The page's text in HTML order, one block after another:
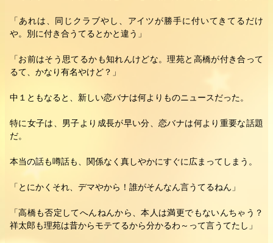
「あれは、同じクラブやし、アイツが勝手に付いてきてるだけ
や。別に付き合うてるとかと違う」
「お前はそう思てるかも知れんけどな。理苑と高橋が付き合って
るて、かなり有名やけど？」
中１ともなると、新しい恋バナは何よりものニュースだった。
特に女子は、男子より成長が早い分、恋バナは何より重要な話題
だ。
本当の話も噂話も、関係なく真しやかにすぐに広まってしまう。
「とにかくそれ、デマやから！誰がそんなん言うてるねん」
「高橋も否定してへんねんから、本人は満更でもないんちゃう？
祥太郎も理苑は昔からモテてるから分かるわ～って言うてたし」